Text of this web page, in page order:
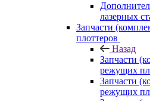
лазерных
Запчасти
плоттеров
Назад
Запчасти
режущих
Запчасти
режущих